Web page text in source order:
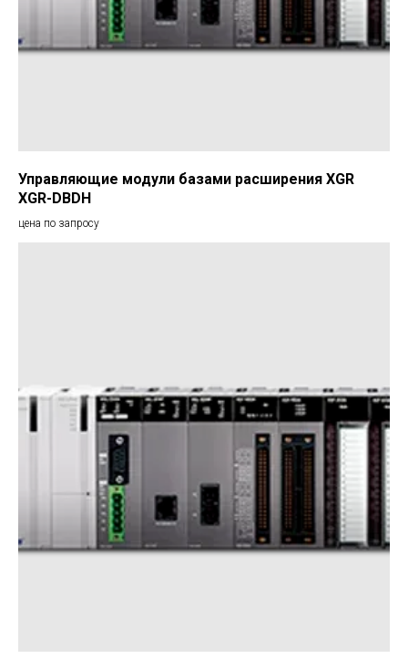
Управляющие модули базами расширения XGR
XGR-DBDH
цена по запросу